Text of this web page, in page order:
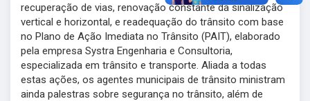
recuperação de vias, renovação constante da sinalização
vertical e horizontal, e readequação do trânsito com base
no Plano de Ação Imediata no Trânsito (PAIT), elaborado
pela empresa Systra Engenharia e Consultoria,
especializada em trânsito e transporte. Aliada a todas
estas ações, os agentes municipais de trânsito ministram
ainda palestras sobre segurança no trânsito, além de